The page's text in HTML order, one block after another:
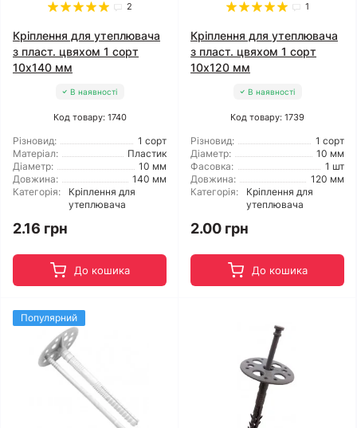
2
Кріплення для утеплювача
з пласт. цвяхом 1 сорт
10x140 мм
В наявності
Код товару: 1740
Різновид:
1 сорт
Матеріал:
Пластик
Діаметр:
10 мм
Довжина:
140 мм
Категорія:
Кріплення для
утеплювача
2.16 грн
До кошика
1
Кріплення для утеплювача
з пласт. цвяхом 1 сорт
10x120 мм
В наявності
Код товару: 1739
Різновид:
1 сорт
Діаметр:
10 мм
Фасовка:
1 шт
Довжина:
120 мм
Категорія:
Кріплення для
утеплювача
2.00 грн
До кошика
Популярний